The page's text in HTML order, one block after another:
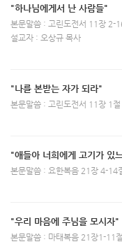
"하나님에게서 난 사람들"
본문말씀 : 고린도전서 11장 2-
설교자 : 오상규 목사
"나를 본받는 자가 되라"
본문말씀 : 고린도전서 11장 1절
"애들아 너희에게 고기가 있
본문말씀 : 요한복음 21장 4-14
"우리 마음에 주님을 모시자"
본문말씀 : 마태복음 21장1-11절